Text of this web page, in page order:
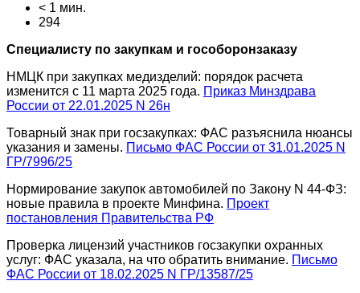
< 1 мин.
294
Специалисту по закупкам и гособоронзаказу
НМЦК при закупках медизделий: порядок расчета
изменится с 11 марта 2025 года. Приказ Минздрава
России от 22.01.2025 N 26н
Товарный знак при госзакупках: ФАС разъяснила нюансы
указания и замены. Письмо ФАС России от 31.01.2025 N
ГР/7996/25
Нормирование закупок автомобилей по Закону N 44-ФЗ:
новые правила в проекте Минфина. Проект
постановления Правительства РФ
Проверка лицензий участников госзакупки охранных
услуг: ФАС указала, на что обратить внимание. Письмо
ФАС России от 18.02.2025 N ГР/13587/25